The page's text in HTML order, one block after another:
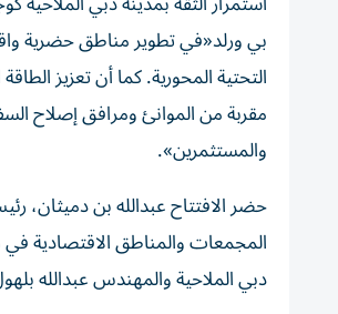
بي ورلد«في تطوير مناطق حضرية
التحتية المحورية. كما أن تعزيز
مقربة من الموانئ ومرافق إصلاح
والمستثمرين».
حضر الافتتاح عبدالله بن دميثان،
المجمعات والمناطق الاقتصادية
دبي الملاحية والمهندس عبدالله